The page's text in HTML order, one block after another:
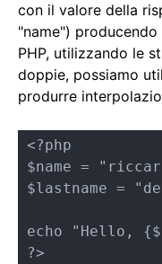
con il valore della
"name")
PHP, utilizzando le
doppie, possiamo
produrre
<?php
$name =
$lastname =
echo "Hello,
?>